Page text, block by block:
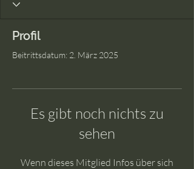
Profil
Beitrittsdatum: 2. März 2025
Es gibt noch nichts zu
sehen
Wenn dieses Mitglied Infos über sich